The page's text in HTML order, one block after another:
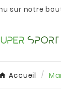
sur notre
Accueil